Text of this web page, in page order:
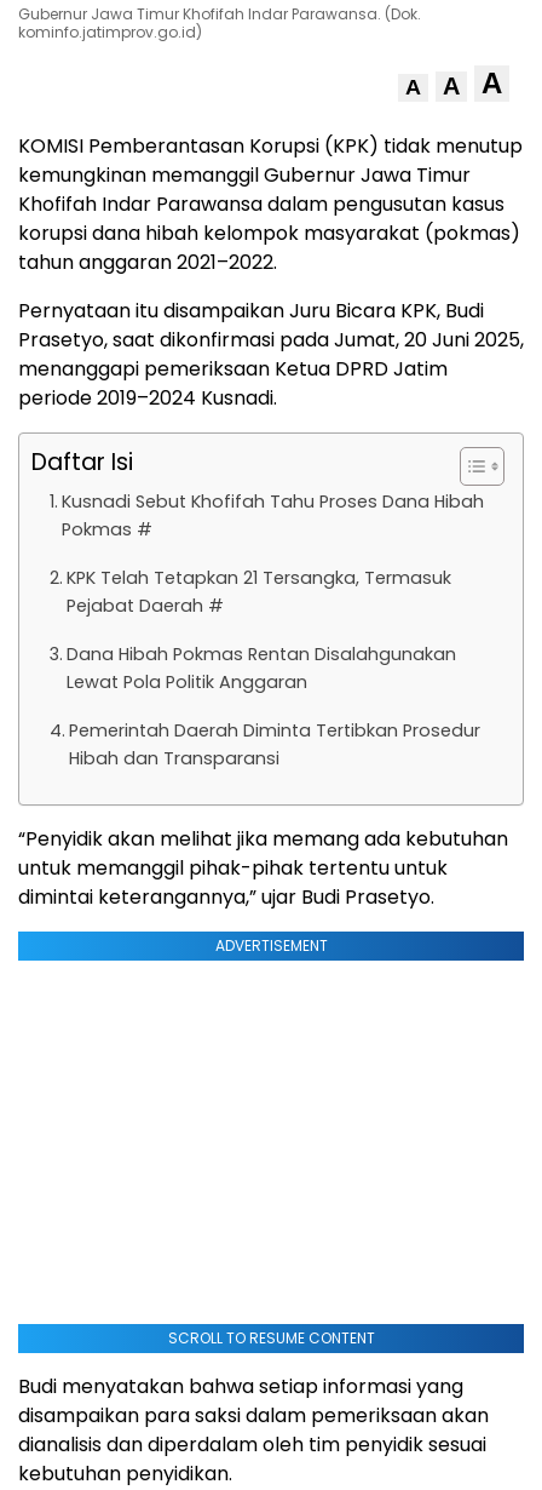
Gubernur Jawa Timur Khofifah Indar Parawansa. (Dok.
kominfo.jatimprov.go.id)
A A A
KOMISI Pemberantasan Korupsi (KPK) tidak menutup
kemungkinan memanggil Gubernur Jawa Timur
Khofifah Indar Parawansa dalam pengusutan kasus
korupsi dana hibah kelompok masyarakat (pokmas)
tahun anggaran 2021–2022.
Pernyataan itu disampaikan Juru Bicara KPK, Budi
Prasetyo, saat dikonfirmasi pada Jumat, 20 Juni 2025,
menanggapi pemeriksaan Ketua DPRD Jatim
periode 2019–2024 Kusnadi.
Daftar Isi
Kusnadi Sebut Khofifah Tahu Proses Dana Hibah
Pokmas #
KPK Telah Tetapkan 21 Tersangka, Termasuk
Pejabat Daerah #
Dana Hibah Pokmas Rentan Disalahgunakan
Lewat Pola Politik Anggaran
Pemerintah Daerah Diminta Tertibkan Prosedur
Hibah dan Transparansi
“Penyidik akan melihat jika memang ada kebutuhan
untuk memanggil pihak-pihak tertentu untuk
dimintai keterangannya,” ujar Budi Prasetyo.
ADVERTISEMENT
SCROLL TO RESUME CONTENT
Budi menyatakan bahwa setiap informasi yang
disampaikan para saksi dalam pemeriksaan akan
dianalisis dan diperdalam oleh tim penyidik sesuai
kebutuhan penyidikan.